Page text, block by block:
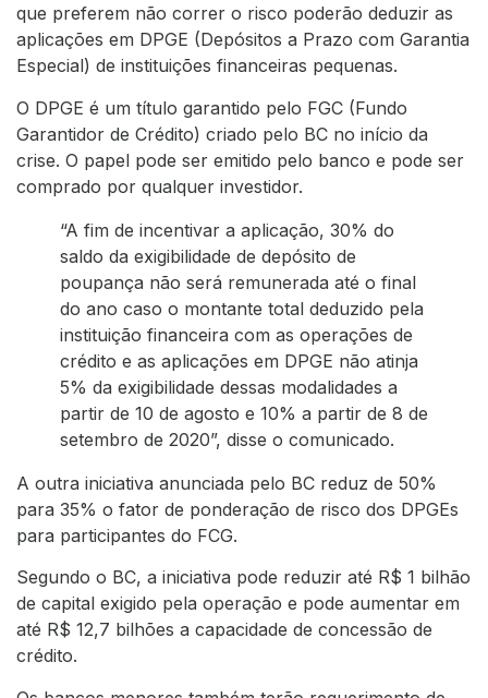
que preferem não correr o risco poderão deduzir as
aplicações em DPGE (Depósitos a Prazo com Garantia
Especial) de instituições financeiras pequenas.
O DPGE é um título garantido pelo FGC (Fundo
Garantidor de Crédito) criado pelo BC no início da
crise. O papel pode ser emitido pelo banco e pode ser
comprado por qualquer investidor.
“A fim de incentivar a aplicação, 30% do
saldo da exigibilidade de depósito de
poupança não será remunerada até o final
do ano caso o montante total deduzido pela
instituição financeira com as operações de
crédito e as aplicações em DPGE não atinja
5% da exigibilidade dessas modalidades a
partir de 10 de agosto e 10% a partir de 8 de
setembro de 2020”, disse o comunicado.
A outra iniciativa anunciada pelo BC reduz de 50%
para 35% o fator de ponderação de risco dos DPGEs
para participantes do FCG.
Segundo o BC, a iniciativa pode reduzir até R$ 1 bilhão
de capital exigido pela operação e pode aumentar em
até R$ 12,7 bilhões a capacidade de concessão de
crédito.